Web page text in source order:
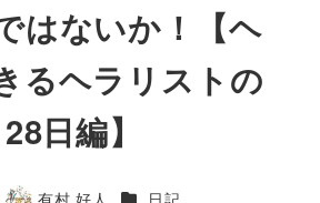
はないか！【ヘ
るヘラリストの
日編】
有村 好人 カテゴリー
日記